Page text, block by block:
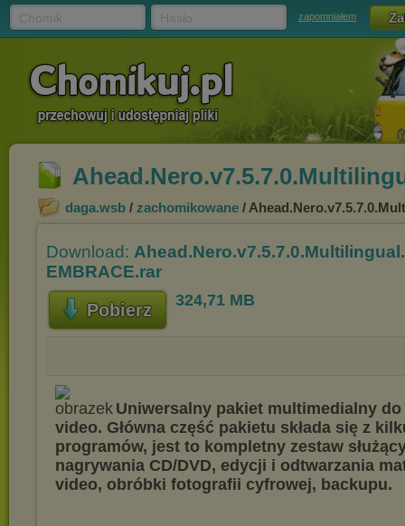
zapomniałem
daga.wsb / zachomikowane /
Download:
EMBRACE.rar
Pobierz 324,71 MB
Uniwersalny pakiet multimedialny do
video. Główna część pakietu składa się z
programów, jest to kompletny zestaw
nagrywania CD/DVD, edycji i odtwarzania
video, obróbki fotografii cyfrowej, backupu.